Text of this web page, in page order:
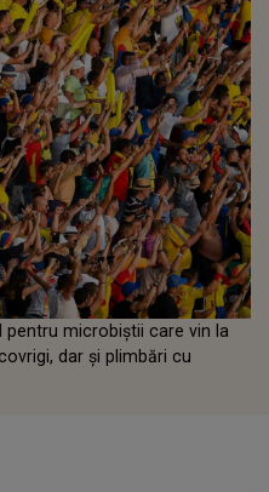
pentru microbiștii care vin la
dar și plimbări cu